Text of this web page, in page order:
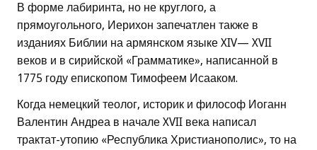
В форме лабиринта, но не круглого, а
прямоугольного, Иерихон запечатлен также в
изданиях Библии на армянском языке XIV— XVII
веков и в сирийской «Грамматике», написанной в
1775 году епископом Тимофеем Исааком.
Когда немецкий теолог, историк и философ Иоганн
Валентин Андреа в начале XVII века написал
трактат-утопию «Республика Христианополис», то на